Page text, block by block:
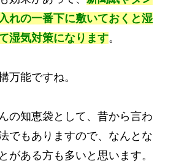
れの一番下に敷いておくと湿
湿気対策になります。
万能ですね。
の知恵袋として、昔から言わ
でもありますので、なんとな
がある方も多いと思います。